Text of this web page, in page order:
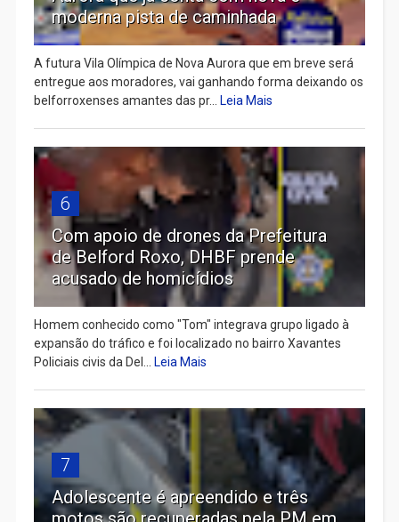
moderna pista de caminhada
A futura Vila Olímpica de Nova Aurora que em breve será
entregue aos moradores, vai ganhando forma deixando os
belforroxenses amantes das pr...
Leia Mais
6
Com apoio de drones da Prefeitura
de Belford Roxo, DHBF prende
acusado de homicídios
Homem conhecido como "Tom" integrava grupo ligado à
expansão do tráfico e foi localizado no bairro Xavantes
Policiais civis da Del...
Leia Mais
7
Adolescente é apreendido e três